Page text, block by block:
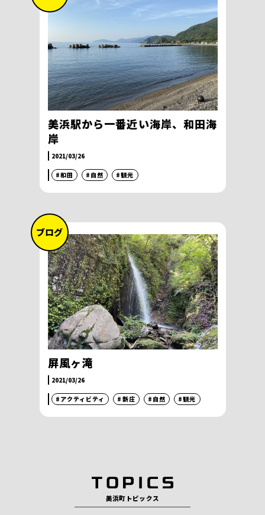
美浜駅から一番近い海岸、和田海
岸
2021/03/26
#和田 #自然 #観光
ブログ
屏風ヶ滝
2021/03/26
#アクティビティ #新庄 #自然 #観光
美浜町トピックス